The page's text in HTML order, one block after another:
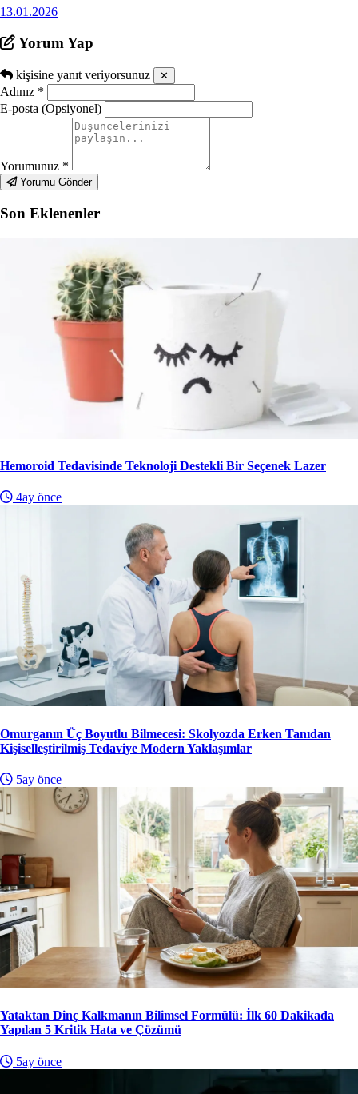
13.01.2026
Yorum Yap
kişisine yanıt veriyorsunuz ✕
Adınız *
E-posta (Opsiyonel)
Yorumunuz *
Yorumu Gönder
Son Eklenenler
Hemoroid Tedavisinde Teknoloji Destekli Bir Seçenek Lazer
4ay önce
Omurganın Üç Boyutlu Bilmecesi: Skolyozda Erken Tanıdan
Kişiselleştirilmiş Tedaviye Modern Yaklaşımlar
5ay önce
Yataktan Dinç Kalkmanın Bilimsel Formülü: İlk 60 Dakikada
Yapılan 5 Kritik Hata ve Çözümü
5ay önce